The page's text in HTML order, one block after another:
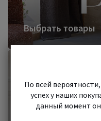
Выбрать товары
Начать
По всей
успех у наших
данный момент он